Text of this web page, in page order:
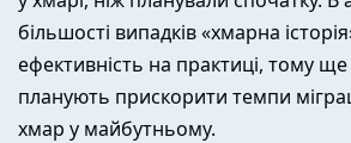
більшості випадків «хмарна
ефективність на практиці, тому
планують прискорити темпи
хмар у майбутньому.